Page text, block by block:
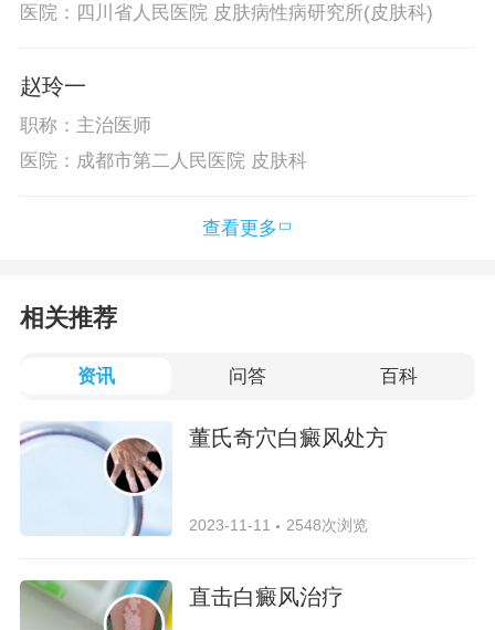
医院：四川省人民医院 皮肤病性病研究所(皮肤科)
赵玲一
职称：主治医师
医院：成都市第二人民医院 皮肤科
查看更多
相关推荐
资讯 问答 百科
董氏奇穴白癜风处方
2023-11-11 2548次浏览
直击白癜风治疗